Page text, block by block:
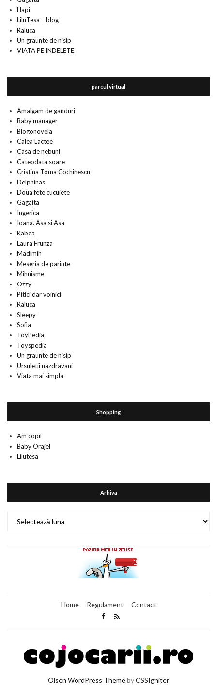
Hapi
LiluTesa – blog
Raluca
Un graunte de nisip
VIATA PE INDELETE
parcul virtual
Amalgam de ganduri
Baby manager
Blogonovela
Calea Lactee
Casa de nebuni
Cateodata soare
Cristina Toma Cochinescu
Delphinas
Doua fete cucuiete
Gagaita
Ingerica
Ioana. Asa si Asa
Kabea
Laura Frunza
Madimih
Meseria de parinte
Mihnisme
Ozzy
Pitici dar voinici
Raluca
Sleepy
Sofia
ToyPedia
Toyspedia
Un graunte de nisip
Ursuletii nazdravani
Viata mai simpla
Shopping
Am copil
Baby Orajel
Lilutesa
Arhiva
Home Regulament Contact
Olsen WordPress ThemebyCSSIgniter